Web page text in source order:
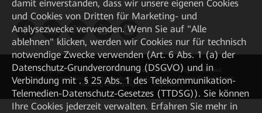
Copyright © 2026 Huawei Technologies Co., Ltd. All rights reserved.
Datenschutzrichtlinie
Verwendung von Cookies
Cookie Einstellungen
Nutzungsbedingungen
Impressum
damit einverstanden, dass wir unsere eigenen Cookies
und Cookies von Dritten für Marketing- und
Analysezwecke verwenden. Wenn Sie auf "Alle
ablehnen" klicken, werden wir Cookies nur für technisch
notwendige Zwecke verwenden (Art. 6 Abs. 1 (a) der
Datenschutz-Grundverordnung (DSGVO) und in
Verbindung mit . § 25 Abs. 1 des Telekommunikation-
Telemedien-Datenschutz-Gesetzes (TTDSG)). Sie können
Ihre Cookies jederzeit verwalten. Erfahren Sie mehr in